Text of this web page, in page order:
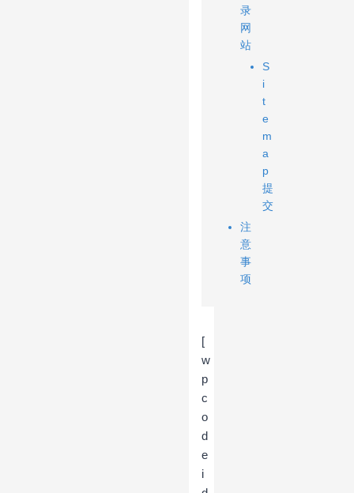
录
网
站
S
i
t
e
m
a
p
提
交
注
意
事
项
[
w
p
c
o
d
e
i